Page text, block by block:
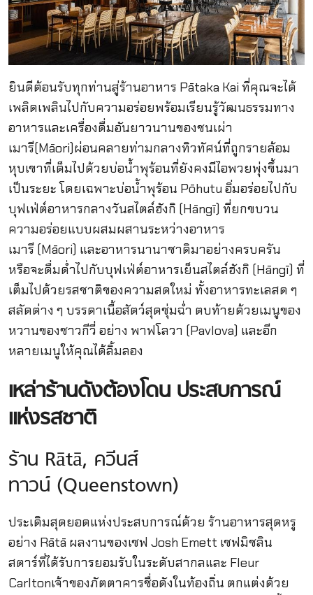
ยินดีต้อนรับทุกท่านสู่ร้านอาหาร Pātaka Kai ที่คุณจะได้
เพลิดเพลินไปกับความอร่อยพร้อมเรียนรู้วัฒนธรรมทาง
อาหารและเครื่องดื่มอันยาวนานของชนเผ่า
เมารี(Māori)ผ่อนคลายท่ามกลางทิวทัศน์ที่ถูกรายล้อม
หุบเขาที่เต็มไปด้วยบ่อน้ำพุร้อนที่ยังคงมีไอพวยพุ่งขึ้นมา
เป็นระยะ โดยเฉพาะบ่อน้ำพุร้อน Pōhutu อิ่มอร่อยไปกับ
บุฟเฟ่ต์อาหารกลางวันสไตล์ฮังกิ (Hāngī) ที่ยกขบวน
ความอร่อยแบบผสมผสานระหว่างอาหาร
เมารี (Māori) และอาหารนานาชาติมาอย่างครบครัน
หรือจะดื่มด่ำไปกับบุฟเฟ่ต์อาหารเย็นสไตล์ฮังกิ (Hāngī) ที่
เต็มไปด้วยรสชาติของความสดใหม่ ทั้งอาหารทะเลสด ๆ
สลัดต่าง ๆ บรรดาเนื้อสัตว์สุดชุ่มฉ่ำ ตบท้ายด้วยเมนูของ
หวานของชาวกีวี่ อย่าง พาฟโลวา (Pavlova) และอีก
หลายเมนูให้คุณได้ลิ้มลอง
เหล่าร้านดังต้องโดน ประสบการณ์
แห่งรสชาติ
ร้าน Rātā, ควีนส์
ทาวน์ (Queenstown)
ประเดิมสุดยอดแห่งประสบการณ์ด้วย ร้านอาหารสุดหรู
อย่าง Rātā ผลงานของเชฟ Josh Emett เชฟมิชลิน
สตาร์ที่ได้รับการยอมรับในระดับสากลและ Fleur
Carltonเจ้าของภัตตาคารชื่อดังในท้องถิ่น ตกแต่งด้วย